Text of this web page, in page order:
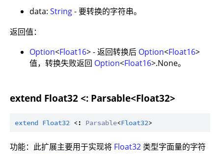
data: String- 要转换的字符串。
返回值：
Option<Float16> - 返回转换后 Option<Float16>
值，转换失败返回 Option<Float16>.None。
extend Float32 <: Parsable<Float32>
extend Float32 <: Parsable<Float32
功能：此扩展主要用于实现将 Float32 类型字面量的字符